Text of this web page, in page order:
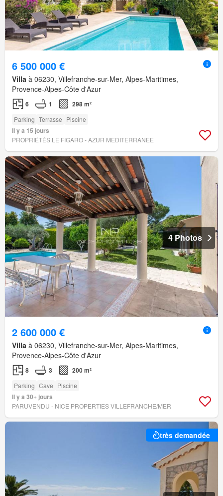
6 500 000 €
Villa à 06230, Villefranche-sur-Mer, Alpes-Maritimes,
Provence-Alpes-Côte d'Azur
6 1 298 m²
Parking Terrasse Piscine
Il y a 15 jours
PROPRIÉTÉS LE FIGARO - AZUR MEDITERRANEE
4 Photos
2 600 000 €
Villa à 06230, Villefranche-sur-Mer, Alpes-Maritimes,
Provence-Alpes-Côte d'Azur
8 3 200 m²
Parking Cave Piscine
Il y a 30+ jours
PARUVENDU - NICE PROPERTIES VILLEFRANCHE/MER
très demandée